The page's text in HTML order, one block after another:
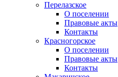
Перелазское
О поселении
Правовые акты
Контакты
Красногорское
О поселении
Правовые акты
Контакты